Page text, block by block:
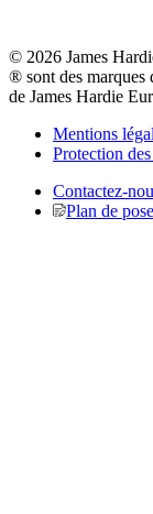
© 2026 James
® sont des marques
de James Hardie
Mentions
Protection
Contactez-
Plan de